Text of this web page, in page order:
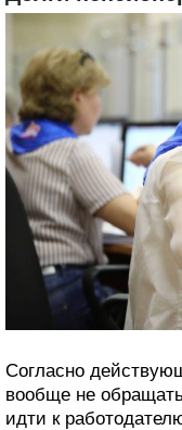
Согласно
вообще не
идти к